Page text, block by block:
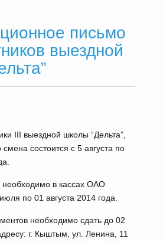
письмо
выездной
III выездной школы “Дельта”,
состоится с 5 августа по
необходимо в кассах ОАО
по 01 августа 2014 года.
необходимо сдать до 02
г. Кыштым, ул. Ленина, 11